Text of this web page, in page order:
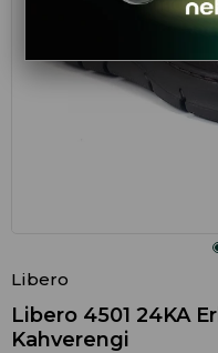
Libero
Libero 4501 24KA
Kahverengi